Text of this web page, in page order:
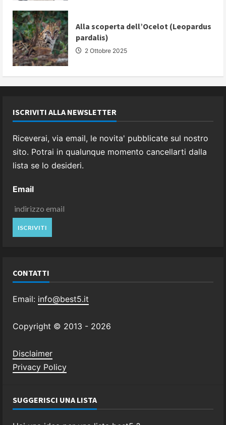
Alla scoperta dell’Ocelot (Leopardus
pardalis)
2 Ottobre 2025
ISCRIVITI ALLA NEWSLETTER
Riceverai, via email, le novita' pubblicate sul nostro
sito. Potrai in qualunque momento cancellarti dalla
lista se lo desideri.
Email
CONTATTI
Email: info@best5.it
Copyright © 2013 - 2026
Disclaimer
Privacy Policy
SUGGERISCI UNA LISTA